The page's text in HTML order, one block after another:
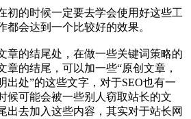
初的时候一定要去学会使用好这些工
都会达到一个比较好的效果。
章的结尾处，‍‍在做一些关键词策略的
章的结尾，‍‍可以加一些“原创文章，
出处”的这些文字，对于SEO也有一
候可能会‍‍被一些别人窃取站长的文
出去加入这些内容，其实对于站长网